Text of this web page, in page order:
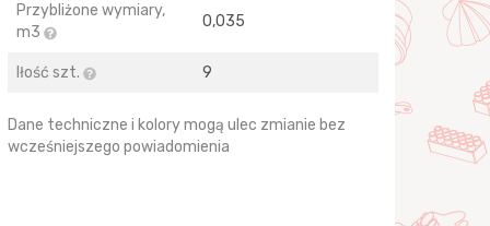
Przybliżone wymiary,
m3
0,035
Iłość szt. 9
Dane techniczne i kolory mogą ulec zmianie bez
wcześniejszego powiadomienia